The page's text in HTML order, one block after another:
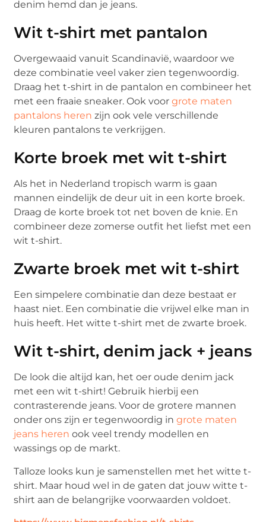
denim hemd dan je jeans.
Wit t-shirt met pantalon
Overgewaaid vanuit Scandinavië, waardoor we
deze combinatie veel vaker zien tegenwoordig.
Draag het t-shirt in de pantalon en combineer het
met een fraaie sneaker. Ook voorgrote maten
pantalons heren zijn ook vele verschillende
kleuren pantalons te verkrijgen.
Korte broek met wit t-shirt
Als het in Nederland tropisch warm is gaan
mannen eindelijk de deur uit in een korte broek.
Draag de korte broek tot net boven de knie. En
combineer deze zomerse outfit het liefst met een
wit t-shirt.
Zwarte broek met wit t-shirt
Een simpelere combinatie dan deze bestaat er
haast niet. Een combinatie die vrijwel elke man in
huis heeft. Het witte t-shirt met de zwarte broek.
Wit t-shirt, denim jack + jeans
De look die altijd kan, het oer oude denim jack
met een wit t-shirt! Gebruik hierbij een
contrasterende jeans. Voor de grotere mannen
onder ons zijn er tegenwoordig ingrote maten
jeans heren ook veel trendy modellen en
wassings op de markt.
Talloze looks kun je samenstellen met het witte t-
shirt. Maar houd wel in de gaten dat jouw witte t-
shirt aan de belangrijke voorwaarden voldoet.